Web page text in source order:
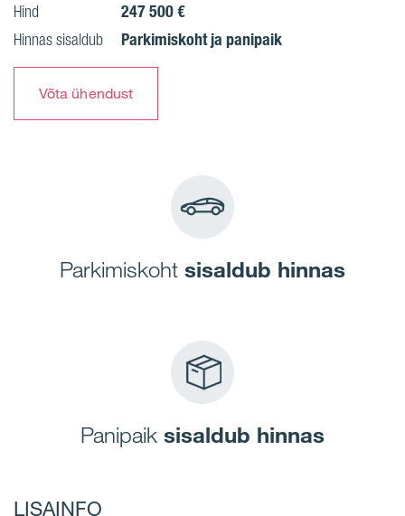
Hind 247 500 €
Hinnas sisaldub Parkimiskoht ja panipaik
Võta ühendust
Parkimiskoht sisaldub hinnas
Panipaik sisaldub hinnas
LISAINFO